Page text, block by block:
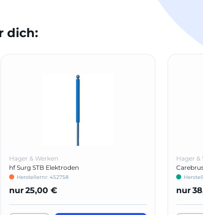
dich:
Hager & Werken
hf Surg STB Elektroden
Herstellernr: 452758
nur25,00 €
Hager &
nur